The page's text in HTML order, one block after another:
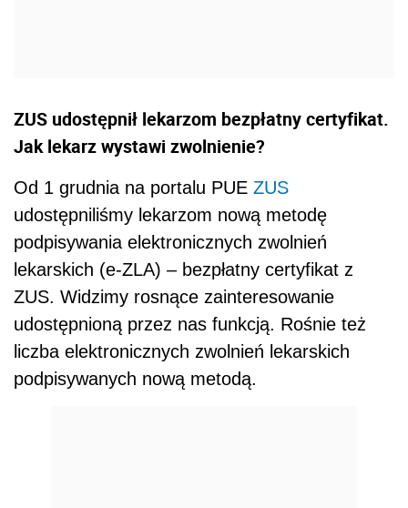
ZUS udostępnił lekarzom bezpłatny certyfikat.
Jak lekarz wystawi zwolnienie?
Od 1 grudnia na portalu PUE ZUS
udostępniliśmy lekarzom nową metodę
podpisywania elektronicznych zwolnień
lekarskich (e-ZLA) – bezpłatny certyfikat z
ZUS. Widzimy rosnące zainteresowanie
udostępnioną przez nas funkcją. Rośnie też
liczba elektronicznych zwolnień lekarskich
podpisywanych nową metodą.